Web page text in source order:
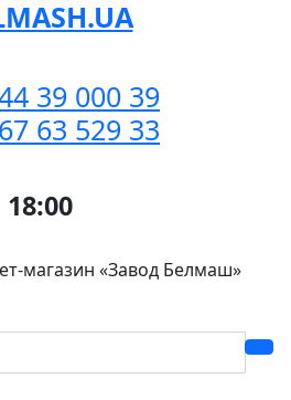
39 000 39
63 529 33
магазин «Завод Белмаш»